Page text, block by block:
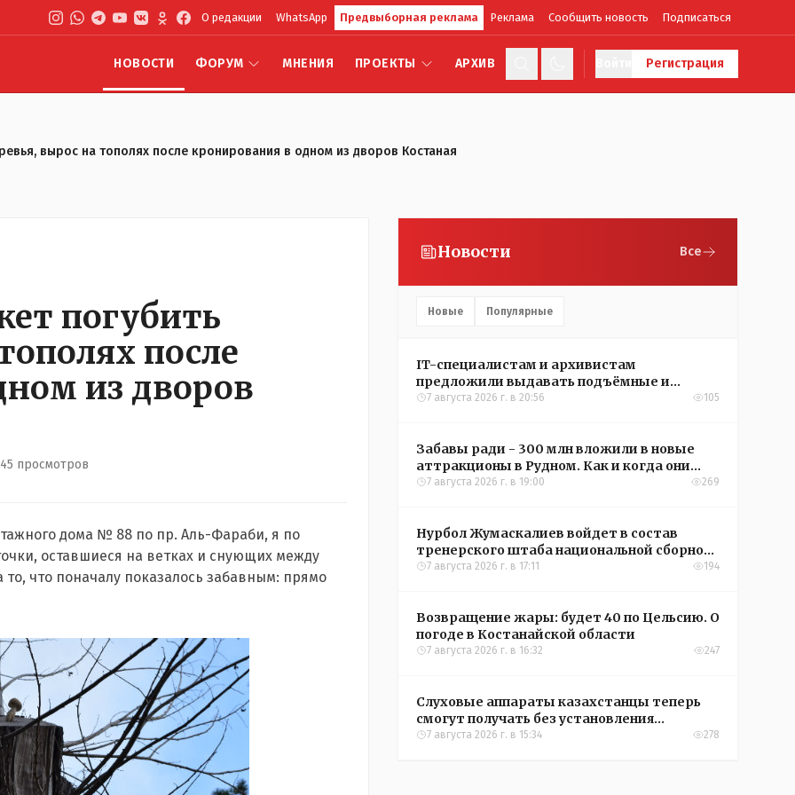
О редакции WhatsApp Предвыборная реклама Реклама Сообщить новость Подписаться
НОВОСТИ ФОРУМ МНЕНИЯ ПРОЕКТЫ АРХИВ Регистрация
вырос на тополях после кронирования в одном из дворов Костаная
погубить
после
из дворов
просмотров
дома № 88 по пр. Аль-Фараби, я по
оставшиеся на ветках и снующих между
что поначалу показалось забавным: прямо
Новости Все
Новые Популярные
IT-специалистам и архивистам
предложили выдавать подъёмные и
кредиты на жильё в сёлах Казахстана
7 августа 2026 г. в 20:56 105
Забавы ради - 300 млн вложили в новые
аттракционы в Рудном. Как и когда они
окупятся?
7 августа 2026 г. в 19:00 269
Нурбол Жумаскалиев войдет в состав
тренерского штаба национальной сборной
Казахстана по футболу
7 августа 2026 г. в 17:11 194
Возвращение жары: будет 40 по Цельсию. О
погоде в Костанайской области
7 августа 2026 г. в 16:32 247
Слуховые аппараты казахстанцы теперь
смогут получать без установления
инвалидности
7 августа 2026 г. в 15:34 278